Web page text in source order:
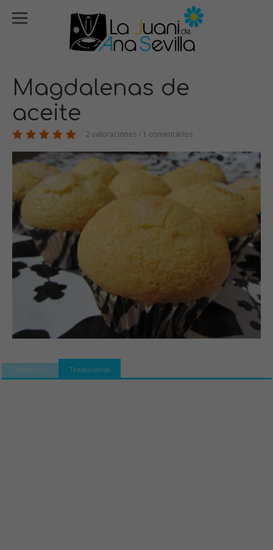
Magdalenas de
aceite
2 valoraciones / 1 comentarios
Thermomix Tradicional